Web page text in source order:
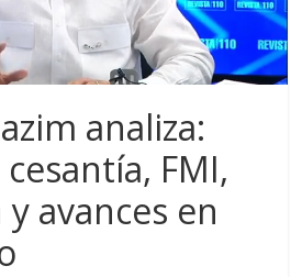
analiza:
FMI,
avances en